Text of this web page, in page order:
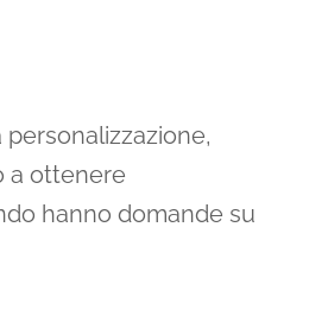
a ottenere
hanno domande su